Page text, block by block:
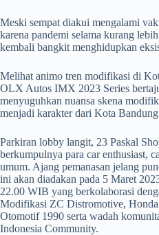
Meski sempat diakui mengalami
karena pandemi selama kurang
kembali bangkit menghidupkan
Melihat animo tren modifikasi di
OLX Autos IMX 2023 Series
menyuguhkan nuansa skena
menjadi karakter dari Kota Bandung
Parkiran lobby langit, 23 Paskal
berkumpulnya para car enthusiast,
umum. Ajang pemanasan jelang
ini akan diadakan pada 5 Maret
22.00 WIB yang berkolaborasi
Modifikasi ZC Distromotive,
Otomotif 1990 serta wadah
Indonesia Community.